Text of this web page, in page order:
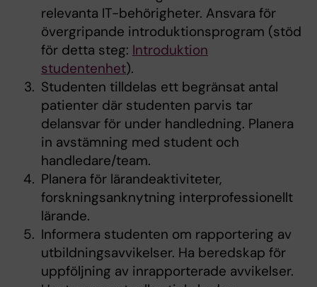
relevanta IT-behörigheter. Ansvara för
övergripande introduktionsprogram (stöd
för detta steg: Introduktion
studentenhet).
Studenten tilldelas ett begränsat antal
patienter där studenten parvis tar
delansvar för under handledning. Planera
in avstämning med student och
handledare/team.
Planera för lärandeaktiviteter,
forskningsanknytning interprofessionellt
lärande.
Informera studenten om rapportering av
utbildningsavvikelser. Ha beredskap för
uppföljning av inrapporterade avvikelser.